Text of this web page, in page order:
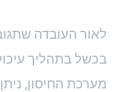
לאור העובדה
בכשל בתהליך
מערכת החיסון,